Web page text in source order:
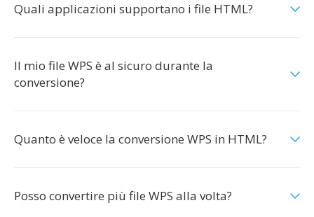
Quali applicazioni supportano i file HTML?
Il mio file WPS è al sicuro durante la
conversione?
Quanto è veloce la conversione WPS in HTML?
Posso convertire più file WPS alla volta?